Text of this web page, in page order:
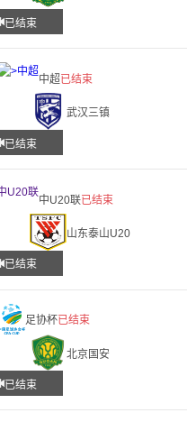
已结束
中超已结束
武汉三镇
已结束
中U20联已结束
山东泰山U20
已结束
足协杯已结束
北京国安
已结束